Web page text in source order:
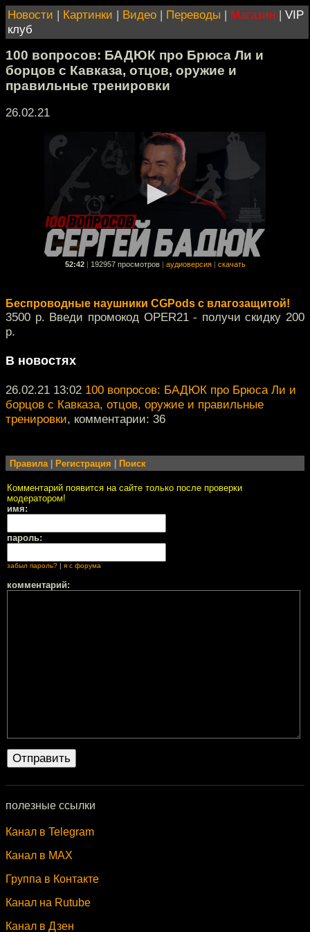
Новости | Картинки | Видео | Переводы | Магазин | VIP
клуб
100 вопросов: БАДЮК про Брюса Ли и
борцов с Кавказа, отцов, оружие и
правильные тренировки
26.02.21
52:42 192957 просмотров аудиоверсия скачать
Беспроводные наушники CGPods c влагозащитой!
3500 р. Введи промокод OPER21 - получи скидку 200
р.
В новостях
26.02.21 13:02 100 вопросов: БАДЮК про Брюса Ли и
борцов с Кавказа, отцов, оружие и правильные
тренировки, комментарии: 36
Правила| Регистрация Поиск
Комментарий появится на сайте только после проверки
модератором!
имя:
пароль:
забыл пароль? я с форума
комментарий:
полезные ссылки
Канал в Telegram
Канал в MAX
Группа в Контакте
Канал на Rutube
Канал в Дзен